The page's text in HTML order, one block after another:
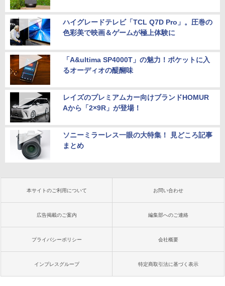
ハイグレードテレビ「TCL Q7D Pro」。圧巻の
色彩美で映画＆ゲームが極上体験に
「A&ultima SP4000T」の魅力！ポケットに入
るオーディオの醍醐味
レイズのプレミアムカー向けブランドHOMUR
Aから「2×9R」が登場！
ソニーミラーレス一眼の大特集！ 見どころ記事
まとめ
本サイトのご利用について お問い合わせ
広告掲載のご案内 編集部へのご連絡
プライバシーポリシー 会社概要
インプレスグループ 特定商取引法に基づく表示